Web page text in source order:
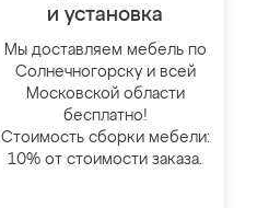
и установка
Мы доставляем мебель по
Солнечногорску и всей
Московской области
бесплатно!
Стоимость сборки мебели:
10% от стоимости заказа.